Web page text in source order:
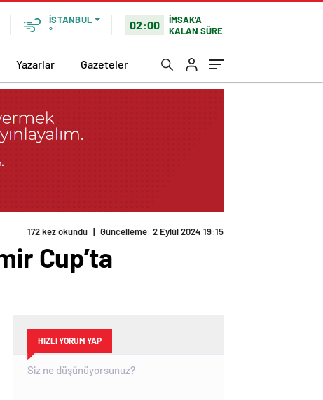
İSTANBUL
°
02:00
İMSAK'A
KALAN SÜRE
Yazarlar Gazeteler
172 kez okundu | Güncelleme: 2 Eylül 2024 19:15
Cup’ta
HIZLI YORUM YAP